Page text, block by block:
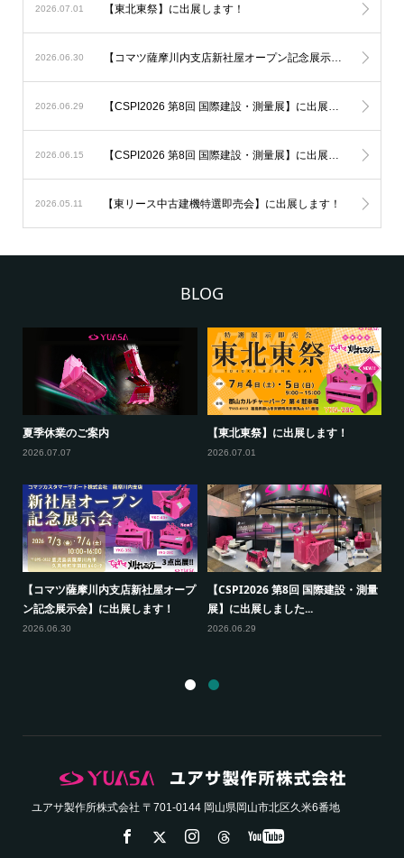
2026.07.01 【東北東祭】に出展します！
2026.06.30 【コマツ薩摩川内支店新社屋オープン記念展示会】に出展します！
2026.06.29 【CSPI2026 第8回 国際建設・測量展】に出展しました！
2026.06.15 【CSPI2026 第8回 国際建設・測量展】に出展します！
2026.05.11 【東リース中古建機特選即売会】に出展します！
BLOG
【ヤンマー建機(株)東京支店ヤンマ
ーフェア】に出展します！
【コマツカスタマーサポート(株)新
潟事業部展示会】に出展しま...
【福島建機お客様感謝フェア】に出
展します！
【関東グランドフェア2026】に出
展します！
ユアサ製作所株式会社 〒701-0144 岡山県岡山市北区久米6番地